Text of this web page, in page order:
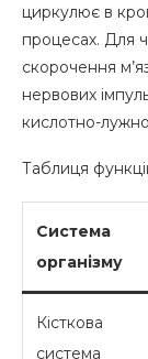
циркулює в
процесах. Для
скорочення
нервових
кислотно-
Таблиця
Система
організму
Кісткова
система